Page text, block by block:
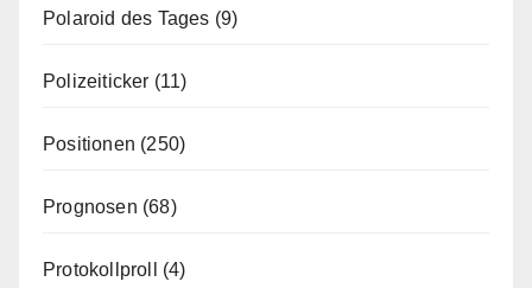
Polaroid des Tages (9)
Polizeiticker (11)
Positionen (250)
Prognosen (68)
Protokollproll (4)